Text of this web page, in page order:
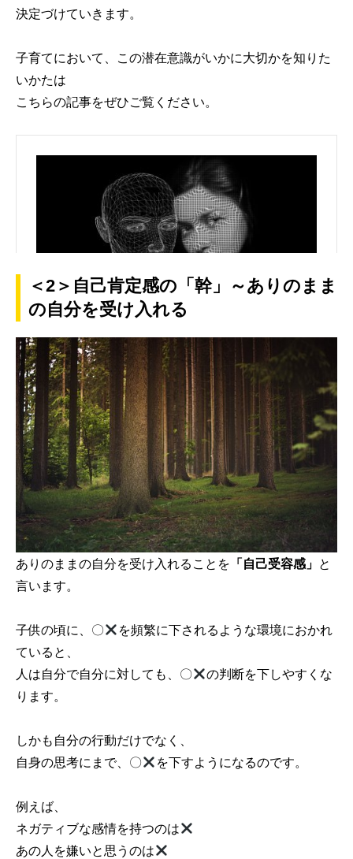
決定づけていきます。
子育てにおいて、この潜在意識がいかに大切かを知りた
いかたは
こちらの記事をぜひご覧ください。
＜2＞自己肯定感の「幹」～ありのまま
の自分を受け入れる
ありのままの自分を受け入れることを 「自己受容感」 と
言います。
子供の頃に、〇
を頻繁に下されるような環境におかれ
ていると、
人は自分で自分に対しても、〇
の判断を下しやすくな
ります。
しかも自分の行動だけでなく、
自身の思考にまで、〇
を下すようになるのです。
例えば、
ネガティブな感情を持つのは
あの人を嫌いと思うのは